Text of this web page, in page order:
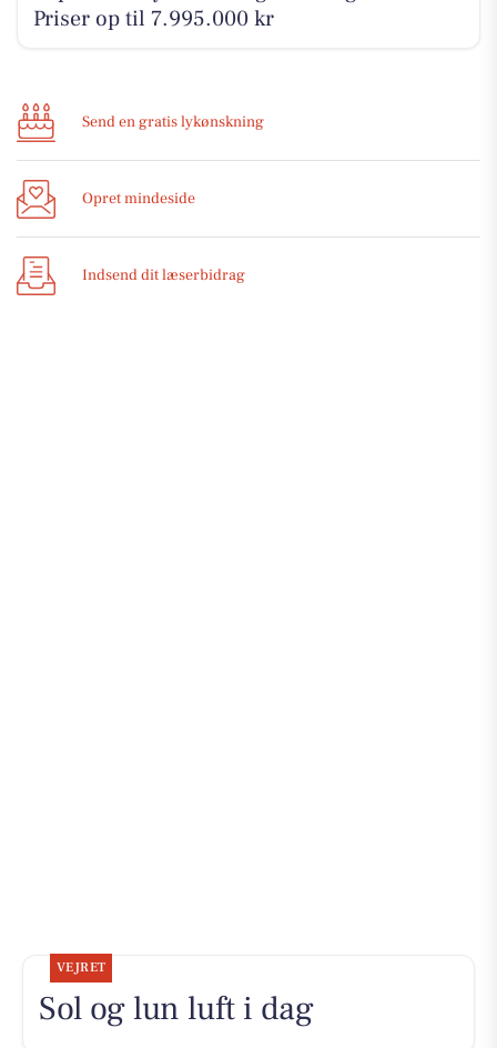
Priser op til 7.995.000 kr
Send en gratis lykønskning
Opret mindeside
Indsend dit læserbidrag
VEJRET
Sol og lun luft i dag